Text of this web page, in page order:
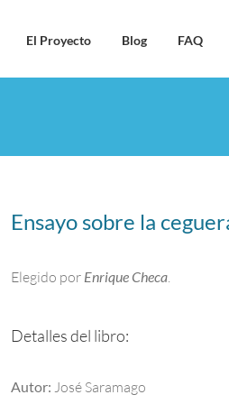
El Proyecto Blog FAQ
Ensayo sobre la
Elegido por EnriqueCheca.
Detalles del libro:
Autor: José Saramago